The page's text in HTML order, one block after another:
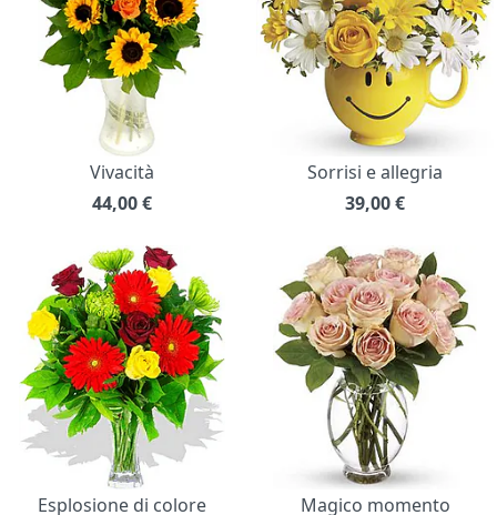
Vivacità
44,00€
Sorrisi e allegria
39,00€
Esplosione di colore
Magico momento